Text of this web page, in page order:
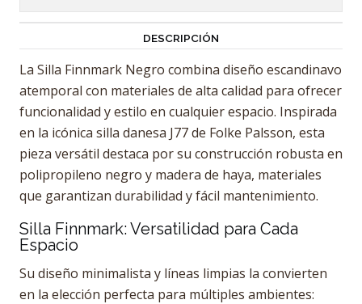
DESCRIPCIÓN
La Silla Finnmark Negro combina diseño escandinavo
atemporal con materiales de alta calidad para ofrecer
funcionalidad y estilo en cualquier espacio. Inspirada
en la icónica silla danesa J77 de Folke Palsson, esta
pieza versátil destaca por su construcción robusta en
polipropileno negro y madera de haya, materiales
que garantizan durabilidad y fácil mantenimiento.
Silla Finnmark: Versatilidad para Cada
Espacio
Su diseño minimalista y líneas limpias la convierten
en la elección perfecta para múltiples ambientes: